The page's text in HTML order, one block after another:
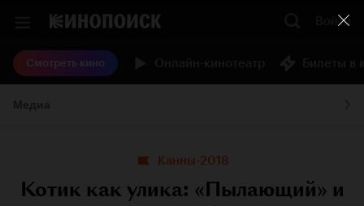
Войти
Смотреть кино
Канны-2018
Котик как улика: «Пылающий» и